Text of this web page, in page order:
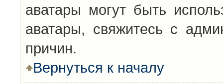
аватары могут быть
аватары, свяжитесь с
причин.
Вернуться к началу